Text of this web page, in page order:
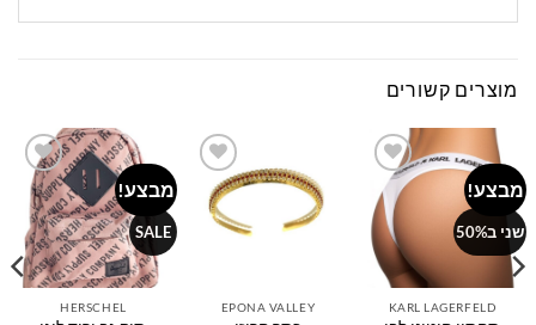
מוצרים קשורים
מבצע!
שני ב50%
Add to
wishlist
KARL LAGERFELD
Add to
wishlist
EPONA VALLEY
מבצע!
SALE
Add to
wishlist
HERSCHEL